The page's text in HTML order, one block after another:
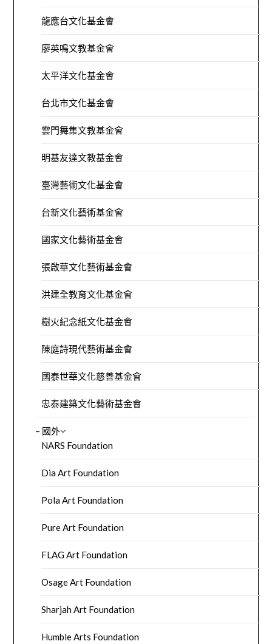
龍應台文化基金會
廖英鳴文教基金會
太平洋文化基金會
台北市文化基金會
雲門舞集文教基金會
明基友達文教基金會
臺灣藝術文化基金會
台新文化藝術基金會
國家文化藝術基金會
張啟華文化藝術基金會
洪建全教育文化基金會
樹火紀念紙文化基金會
陳庭詩現代藝術基金會
國泰世華文化慈善基金會
忠泰建築文化藝術基金會
– 國外
NARS Foundation
Dia Art Foundation
Pola Art Foundation
Pure Art Foundation
FLAG Art Foundation
Osage Art Foundation
Sharjah Art Foundation
Humble Arts Foundation